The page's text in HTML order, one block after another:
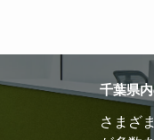
千葉県
さまざ